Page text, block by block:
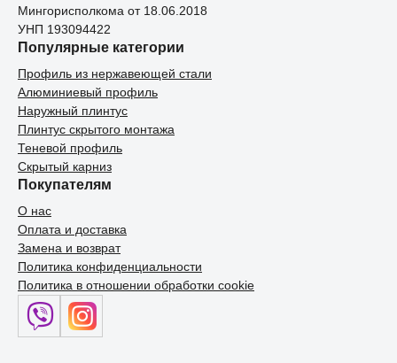
Мингорисполкома от 18.06.2018
УНП 193094422
Популярные категории
Профиль из нержавеющей стали
Алюминиевый профиль
Наружный плинтус
Плинтус скрытого монтажа
Теневой профиль
Скрытый карниз
Покупателям
О нас
Оплата и доставка
Замена и возврат
Политика конфиденциальности
Политика в отношении обработки cookie